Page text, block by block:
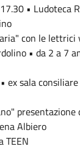
• Ludoteca
con le lettrici
• da 2 a 7
ex sala
presentazione
Albiero
TEEN